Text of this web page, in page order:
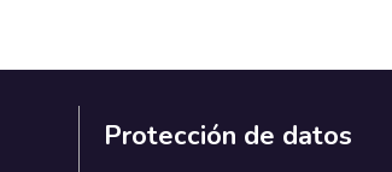
Protección de datos